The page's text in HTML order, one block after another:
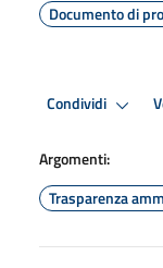
Documento di
Condividi
Argomenti:
Trasparenza